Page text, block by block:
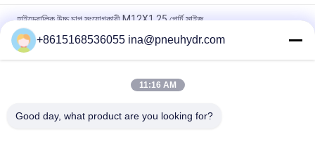
হাইড্রোলিক উচ্চ চাপ সংযোগকারী M12X1.25 পোর্ট সাইজ
FWH হাইড্রোলিক সলিনয়েড ভালভ 24VDC 110VAC 220VAC খনিজ তেল /
ফসফেট Ester জন্য
এফডব্লিউ বৈদ্যুতিক জলবাহী Solenoid ভালভ, হাইড্রোলিক Solenoid নির্দেশমূলক
+8615168536055 ina@pneuhydr.com
11:16 AM
Good day, what product are you looking for?